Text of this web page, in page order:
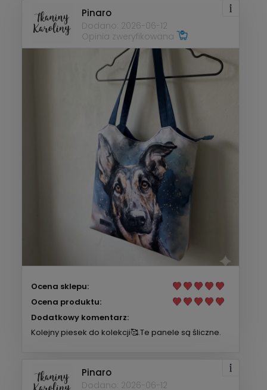
Pinaro
Dodano: 2026-06-12
Opinia zweryfikowana
Ocena sklepu:
Ocena produktu:
Dodatkowy komentarz:
Kolejny piesek do kolekcji🥰.Te panele są śliczne.
Pinaro
Dodano: 2026-06-12